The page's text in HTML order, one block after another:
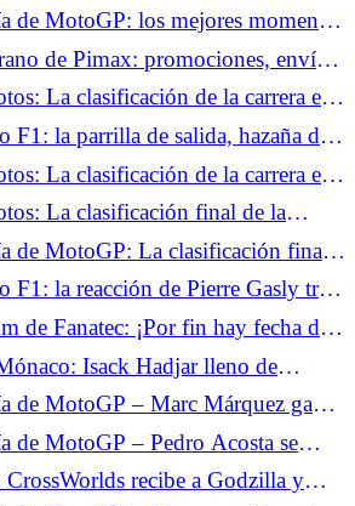
y un MagicDash.
de MotoGP: los mejores momentos
en vídeo
de Pimax: promociones, envío
realidad virtual de regalo.
La clasificación de la carrera en
sobre Spa-Francorchamps
F1: la parrilla de salida, hazaña de
Lewis Hamilton al acecho
La clasificación de la carrera en
no se rinde, el Honda nº5
La clasificación final de la
en casa para el BMW nº37
de MotoGP: La clasificación final
el más rápido por delante
y Quartararo undécimo
F1: la reacción de Pierre Gasly tras
en la Q3
de Fanatec: ¡Por fin hay fecha de
Isack Hadjar lleno de
5º puesto en la clasificación
de MotoGP – Marc Márquez gana
una victoria que me cuesta
de MotoGP – Pedro Acosta se
de la victoria: “Fue una gran
recibe a Godzilla y